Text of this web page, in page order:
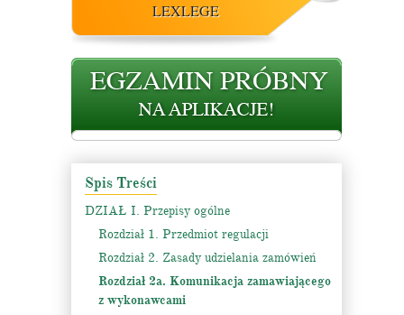
LEXLEGE
Spis Treści
DZIAŁ I. Przepisy ogólne
Rozdział 1. Przedmiot regulacji
Rozdział 2. Zasady udzielania zamówień
Rozdział 2a. Komunikacja zamawiającego
z wykonawcami